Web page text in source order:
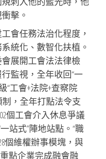
擊。
會任務法治化程度，
統化、數智化扶植。
展開工會法法律檢
監視，全年收回“一
“工會+法院+查察院
制，全年打點法令支
個工會介入休息爭議
一站式”陣地站點。“職
個維權辦事模塊，與
點企業完成融會融